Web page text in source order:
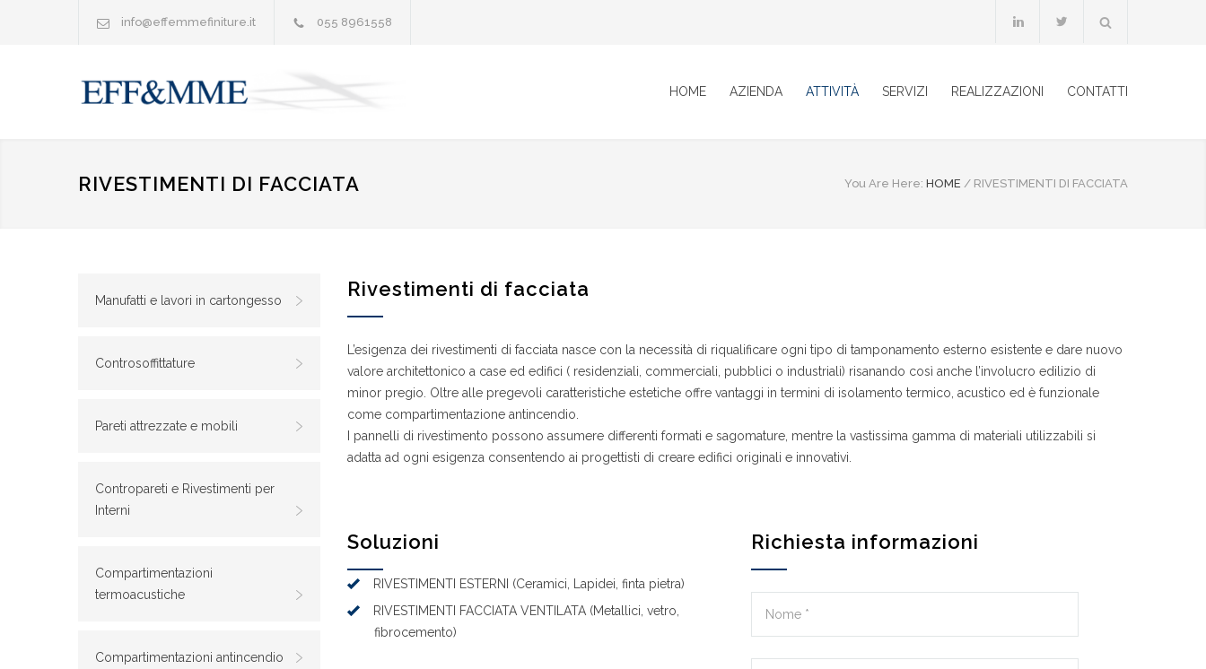
info@effemmefiniture.it 055 8961558
HOME AZIENDA ATTIVITÀ SERVIZI REALIZZAZIONI CONTATTI
RIVESTIMENTI DI FACCIATA You Are Here: HOME / RIVESTIMENTI DI FACCIATA
Manufatti e lavori in cartongesso
Controsoffittature
Pareti attrezzate e mobili
Contropareti e Rivestimenti per
Interni
Compartimentazioni
termoacustiche
Compartimentazioni antincendio
Rivestimenti di facciata
L’esigenza dei rivestimenti di facciata nasce con la necessità di riqualificare ogni tipo di tamponamento esterno esistente e dare nuovo
valore architettonico a case ed edifici ( residenziali, commerciali, pubblici o industriali) risanando così anche l’involucro edilizio di
minor pregio. Oltre alle pregevoli caratteristiche estetiche offre vantaggi in termini di isolamento termico, acustico ed è funzionale
come compartimentazione antincendio.
I pannelli di rivestimento possono assumere differenti formati e sagomature, mentre la vastissima gamma di materiali utilizzabili si
adatta ad ogni esigenza consentendo ai progettisti di creare edifici originali e innovativi.
Soluzioni
RIVESTIMENTI ESTERNI (Ceramici, Lapidei, finta pietra)
RIVESTIMENTI FACCIATA VENTILATA (Metallici, vetro,
fibrocemento)
Richiesta informazioni